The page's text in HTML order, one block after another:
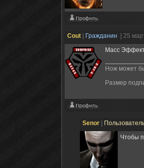
Cout Гражданин
| 25
Масс
Нож может
Размер
Senor
Чтобы